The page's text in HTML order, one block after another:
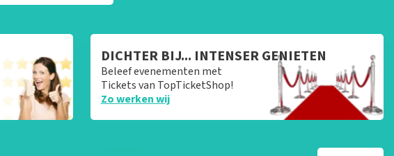
DICHTER BIJ... INTENSER GENIETEN
Beleef evenementen met
Tickets van TopTicketShop!
Zo werken wij